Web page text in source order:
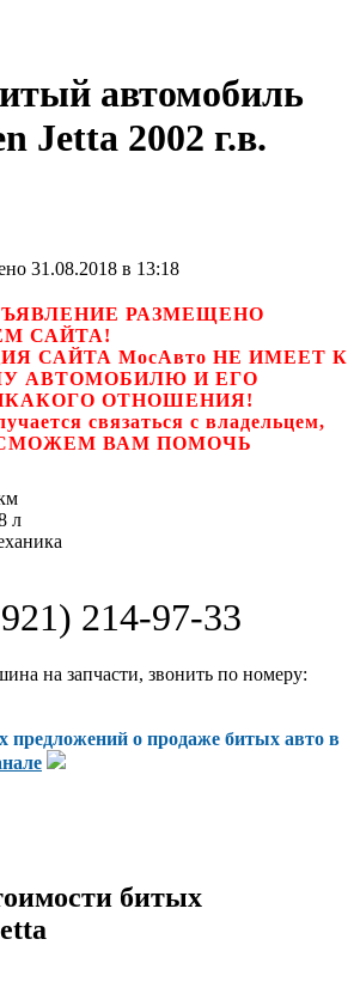
автомобиль
Jetta 2002 г.в.
31.08.2018 в 13:18
РАЗМЕЩЕНО
САЙТА!
САЙТА МосАвто НЕ ИМЕЕТ К
АВТОМОБИЛЮ И ЕГО
ОТНОШЕНИЯ!
связаться с владельцем,
ВАМ ПОМОЧЬ
л
214-97-33
на запчасти, звонить по номеру:
предложений о продаже битых авто в
битых